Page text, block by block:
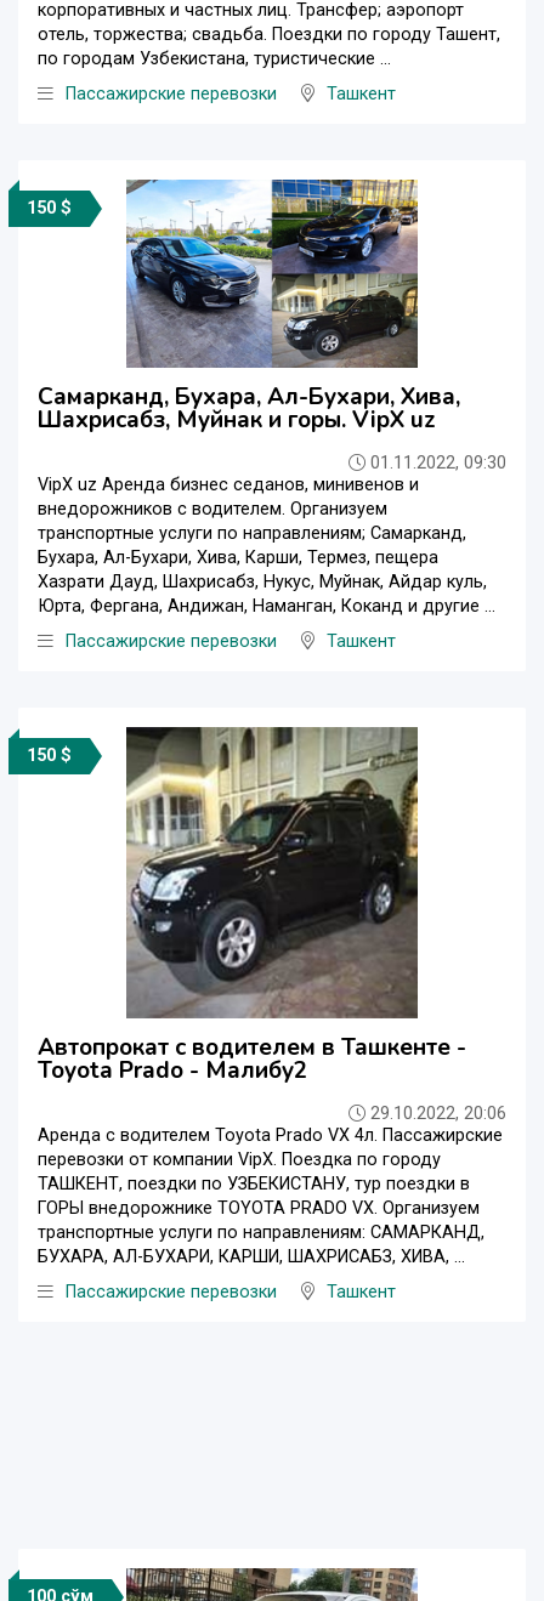
корпоративных и частных лиц. Трансфер; аэропорт
отель, торжества; свадьба. Поездки по городу Ташент,
по городам Узбекистана, туристические ...
Пассажирские перевозки
Ташкент
150 $
Самарканд, Бухара, Ал-Бухари, Хива,
Шахрисабз, Муйнак и горы. VipX uz
01.11.2022, 09:30
VipX uz Аренда бизнес седанов, минивенов и
внедорожников с водителем. Организуем
транспортные услуги по направлениям; Самарканд,
Бухара, Ал-Бухари, Хива, Карши, Термез, пещера
Хазрати Дауд, Шахрисабз, Нукус, Муйнак, Айдар куль,
Юрта, Фергана, Андижан, Наманган, Коканд и другие ...
Пассажирские перевозки
Ташкент
150 $
Автопрокат с водителем в Ташкенте -
Toyota Prado - Малибу2
29.10.2022, 20:06
Аренда c водителем Toyota Prado VX 4л. Пассажирские
перевозки от компании VipX. Поездка по городу
ТАШКЕНТ, поездки по УЗБЕКИСТАНУ, тур поездки в
ГОРЫ внедорожнике TOYOTA PRADO VX. Организуем
транспортные услуги по направлениям: САМАРКАНД,
БУХАРА, АЛ-БУХАРИ, КАРШИ, ШАХРИСАБЗ, ХИВА, ...
Пассажирские перевозки
Ташкент